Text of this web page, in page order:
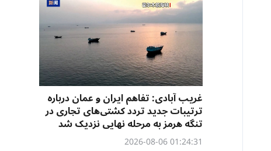
غریب آبادی: تفاهم ایران و عمان درباره
ترتیبات جدید تردد کشتی‌های تجاری در
تنگه هرمز به مرحله نهایی نزدیک شد
01:24:31 2026-08-06